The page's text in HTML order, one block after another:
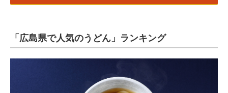
「広島県で人気のうどん」ランキング